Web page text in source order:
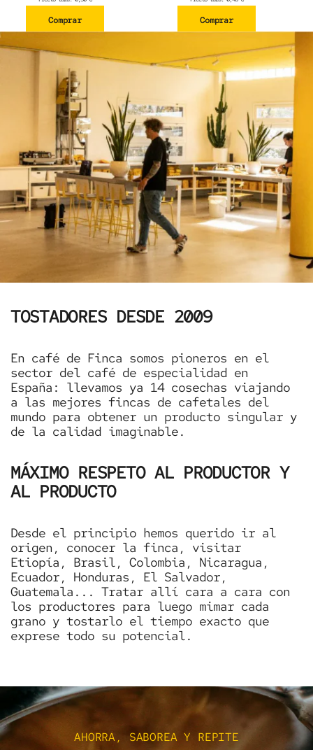
Comprar Comprar
TOSTADORES DESDE 2009
En café de Finca somos pioneros en el
sector del café de especialidad en
España: llevamos ya 14 cosechas viajando
a las mejores fincas de cafetales del
mundo para obtener un producto singular y
de la calidad imaginable.
MÁXIMO RESPETO AL PRODUCTOR Y
AL PRODUCTO
Desde el principio hemos querido ir al
origen, conocer la finca, visitar
Etiopía, Brasil, Colombia, Nicaragua,
Ecuador, Honduras, El Salvador,
Guatemala... Tratar allí cara a cara con
los productores para luego mimar cada
grano y tostarlo el tiempo exacto que
exprese todo su potencial.
AHORRA, SABOREA Y REPITE